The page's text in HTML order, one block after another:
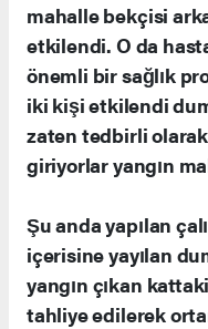
mahalle bekçisi
etkilendi. O da
önemli bir sağlık
iki kişi etkilendi
zaten tedbirli
giriyorlar yangın
Şu anda yapılan
içerisine yayılan
yangın çıkan
tahliye edilerek